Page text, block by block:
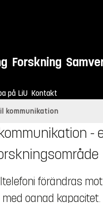
Forskning
på LiU Kontakt
kommunikation
-
förändras
oanad